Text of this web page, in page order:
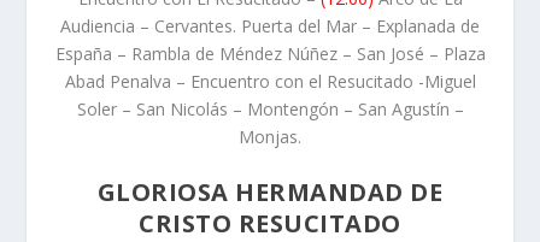
Audiencia – Cervantes. Puerta del Mar – Explanada de
España – Rambla de Méndez Núñez – San José – Plaza
Abad Penalva – Encuentro con el Resucitado -Miguel
Soler – San Nicolás – Montengón – San Agustín –
Monjas.
GLORIOSA HERMANDAD DE
CRISTO RESUCITADO